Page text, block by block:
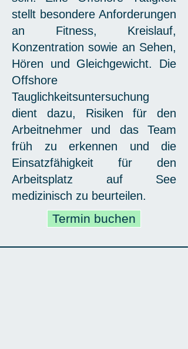
stellt besondere Anforderungen
an Fitness, Kreislauf,
Konzentration sowie an Sehen,
Hören und Gleichgewicht. Die
Offshore
Tauglichkeitsuntersuchung
dient dazu, Risiken für den
Arbeitnehmer und das Team
früh zu erkennen und die
Einsatzfähigkeit für den
Arbeitsplatz auf See
medizinisch zu beurteilen.
Termin buchen